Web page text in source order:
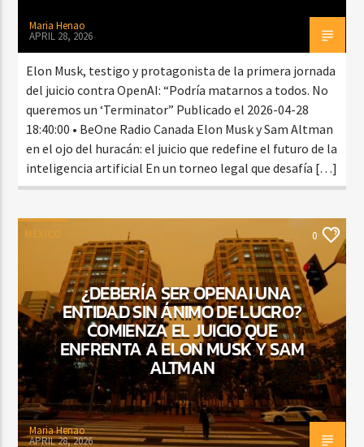
Maria Henao
APRIL 28, 2026
Elon Musk, testigo y protagonista de la primera jornada
del juicio contra OpenAI: “Podría matarnos a todos. No
queremos un ‘Terminator” Publicado el 2026-04-28
18:40:00 • BeOne Radio Canada Elon Musk y Sam Altman
en el ojo del huracán: el juicio que redefine el futuro de la
inteligencia artificial En un torneo legal que desafía […]
MÉXICO 0
¿DEBERÍA SER OPENAI UNA
ENTIDAD SIN ÁNIMO DE LUCRO?
COMIENZA EL JUICIO QUE
ENFRENTA A ELON MUSK Y SAM
ALTMAN
Maria Henao
APRIL 28, 2026